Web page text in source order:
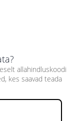
allahindluskoodi
kes saavad teada